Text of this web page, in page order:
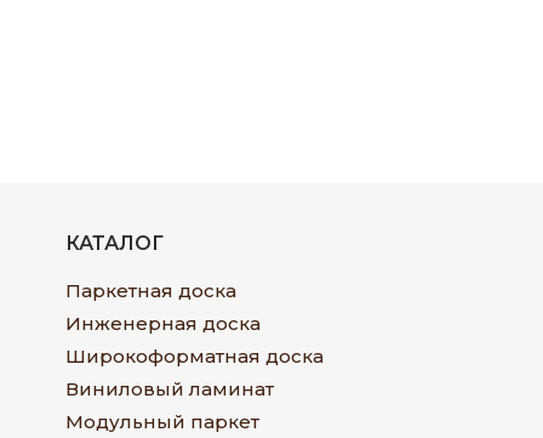
КАТАЛОГ
Паркетная доска
Инженерная доска
Широкоформатная доска
Виниловый ламинат
Модульный паркет